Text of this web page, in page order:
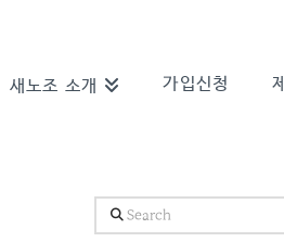
새노조 소개 가입신청
Search